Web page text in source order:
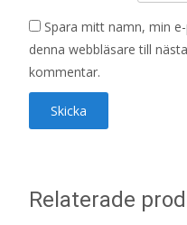
Spara mitt namn, min
denna webbläsare till
kommentar.
Relaterade